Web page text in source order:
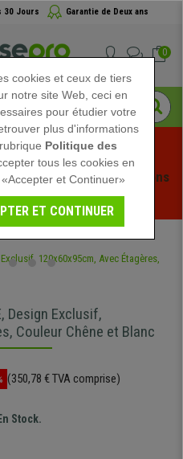
30 Jours Garantie de Deux ans
0
Chaisepro ! Des réductions
limitée - Voir l'offre
Design Exclusif,
Couleur Chêne et Blanc
(350,78 € TVA comprise)
En Stock.
cookies et ceux de tiers
notre site Web, ceci en
pour étudier votre
plus d'informations
Politique des
tous les cookies en
et Continuer»
ET CONTINUER